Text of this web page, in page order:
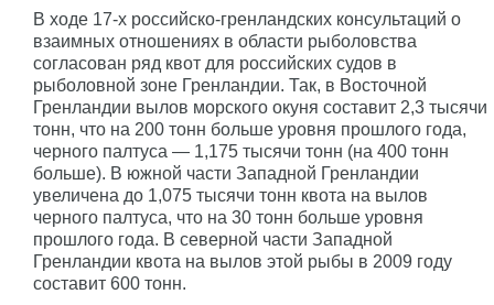
В ходе 17-х российско-гренландских консультаций о
взаимных отношениях в области рыболовства
согласован ряд квот для российских судов в
рыболовной зоне Гренландии. Так, в Восточной
Гренландии вылов морского окуня составит 2,3 тысячи
тонн, что на 200 тонн больше уровня прошлого года,
черного палтуса — 1,175 тысячи тонн (на 400 тонн
больше). В южной части Западной Гренландии
увеличена до 1,075 тысячи тонн квота на вылов
черного палтуса, что на 30 тонн больше уровня
прошлого года. В северной части Западной
Гренландии квота на вылов этой рыбы в 2009 году
составит 600 тонн.